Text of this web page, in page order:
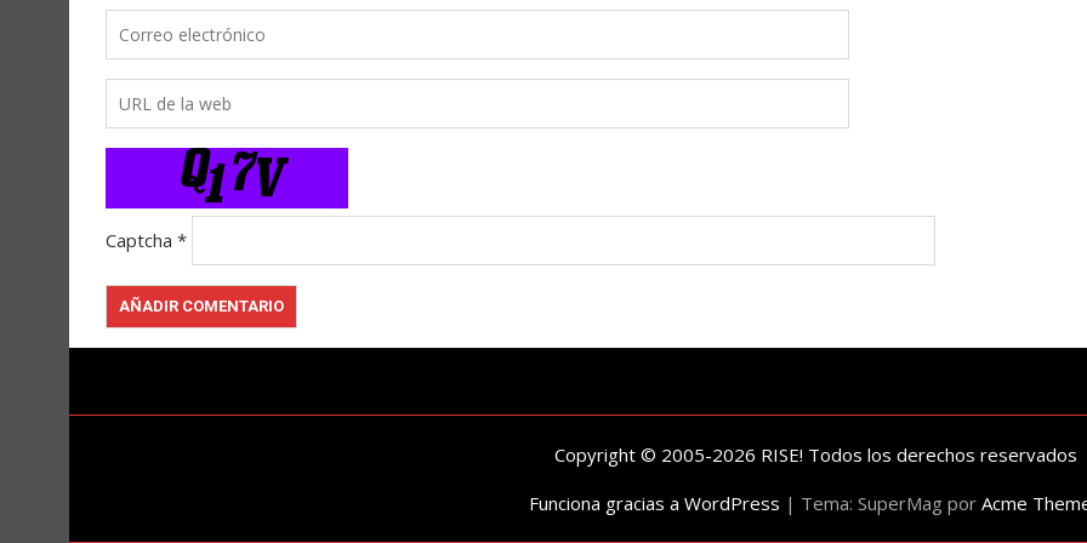
Captcha *
Copyright © 2005-2026 RISE! Todos los derechos reservados
Funciona gracias a WordPress | Tema: SuperMag por Acme